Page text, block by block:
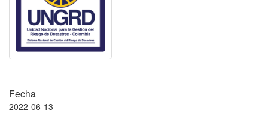
Fecha
2022-06-13